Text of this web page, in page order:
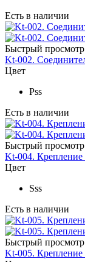
Есть в наличии
Быстрый просмотр
Kt-002.
Цвет
Pss
Есть в наличии
Быстрый просмотр
Kt-004. Крепление
Цвет
Sss
Есть в наличии
Быстрый просмотр
Kt-005. Крепление